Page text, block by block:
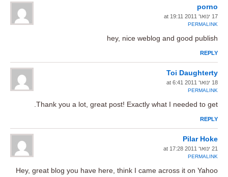
porno
17 ינואר 2011 at 19:11
PERMALINK
hey, nice weblog and good publish
REPLY
Toi Daughterty
18 ינואר 2011 at 6:41
PERMALINK
Thank you a lot, great post! Exactly what I needed to get.
REPLY
Pilar Hoke
21 ינואר 2011 at 17:28
PERMALINK
Hey, great blog you have here, think I came across it on Yahoo